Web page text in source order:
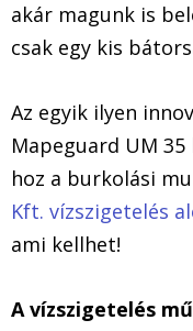
akár magunk is
csak egy kis
Az egyik ilyen
Mapeguard UM
hoz a burkolási
Kft. vízszigetelés
ami kellhet!
A vízszigetelés